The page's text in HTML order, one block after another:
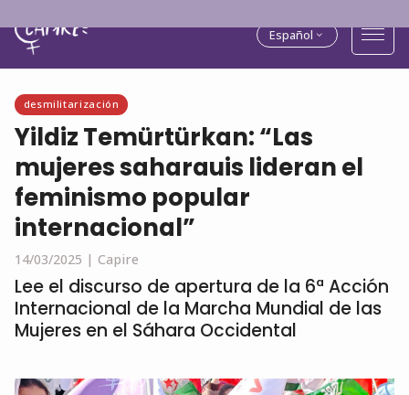
Español
desmilitarización
Yildiz Temürtürkan: “Las
mujeres saharauis lideran el
feminismo popular
internacional”
14/03/2025 | Capire
Lee el discurso de apertura de la 6ª Acción
Internacional de la Marcha Mundial de las
Mujeres en el Sáhara Occidental